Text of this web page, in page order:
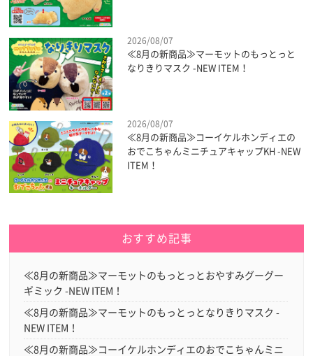
2026/08/07
≪8月の新商品≫マーモットのもっとっと
なりきりマスク -NEW ITEM！
2026/08/07
≪8月の新商品≫コーイケルホンディエの
おでこちゃんミニチュアキャップKH -NEW
ITEM！
おすすめ記事
≪8月の新商品≫マーモットのもっとっとおやすみグーグー
ギミック -NEW ITEM！
≪8月の新商品≫マーモットのもっとっとなりきりマスク -
NEW ITEM！
≪8月の新商品≫コーイケルホンディエのおでこちゃんミニ